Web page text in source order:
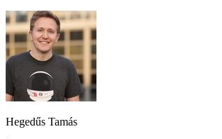
Hegedűs Tamás